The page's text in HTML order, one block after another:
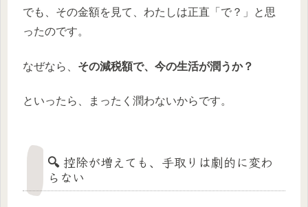
でも、その金額を見て、わたしは正直「で？」と思
ったのです。
なぜなら、 その減税額で、今の生活が潤うか？
といったら、まったく潤わないからです。
🔍 控除が増えても、手取りは劇的に変わ
らない